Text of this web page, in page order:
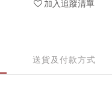
加入追蹤清單
送貨及付款方式